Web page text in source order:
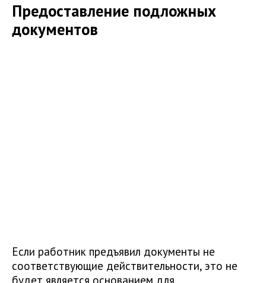
Предоставление подложных
документов
Если работник предъявил документы не
соответствующие действительности, это не
будет является основанием для